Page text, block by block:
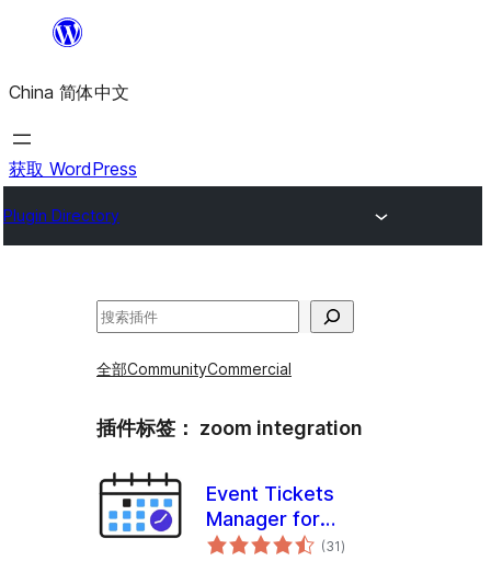
内
容
China 简体中文
获取 WordPress
Plugin Directory
搜
全部CommunityCommercial
插件标签： zoom integration
Event Tickets
Manager for
WooCommerce
(31总
评)